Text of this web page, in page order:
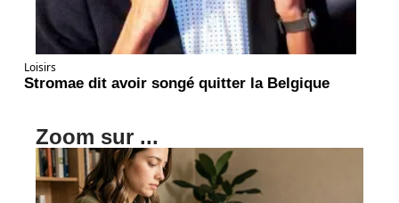
Loisirs
Stromae dit avoir songé quitter la Belgique
Zoom sur ...